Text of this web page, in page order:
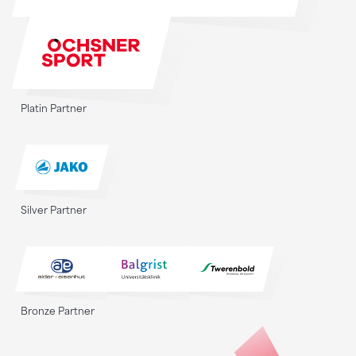
Platin Partner
Silver Partner
Bronze Partner